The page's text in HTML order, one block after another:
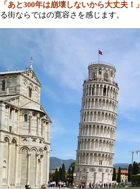
「あと300年は崩壊しないから大丈夫！」
る街ならではの寛容さを感じます。